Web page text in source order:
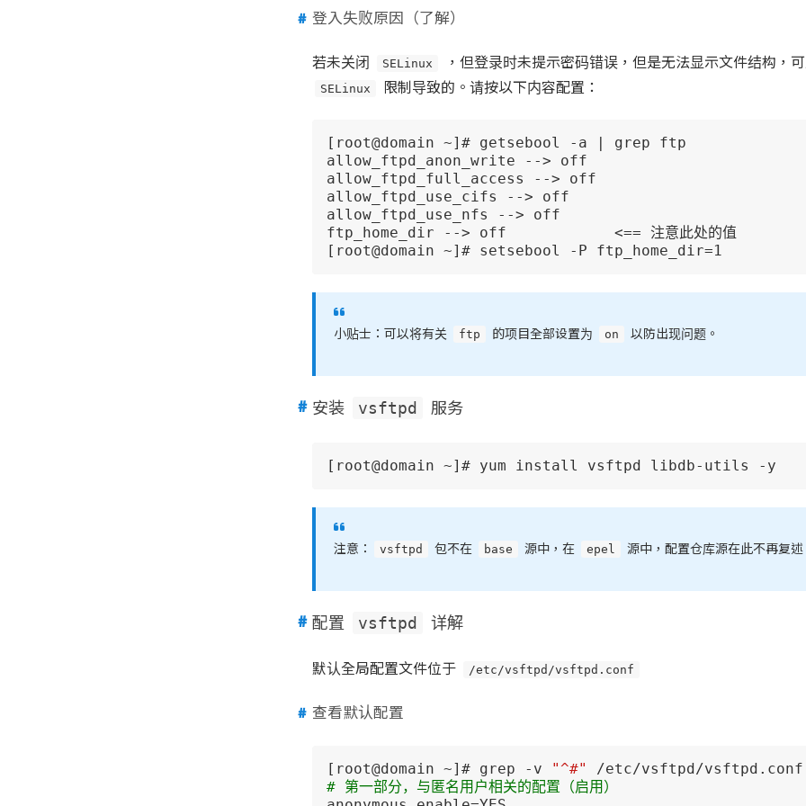
登入失败原因（了解）
若未关闭 SELinux ，但登录时未提示密码错误，但是无法显示文件结构，
SELinux 限制导致的。请按以下内容配置：
[root@domain ~]# getsebool -a | grep ftp
allow_ftpd_anon_write --> off
allow_ftpd_full_access --> off
allow_ftpd_use_cifs --> off
allow_ftpd_use_nfs --> off
ftp_home_dir --> off            <== 注意此处的值
[root@domain ~]# setsebool -P ftp_home_dir=1
小贴士：可以将有关 ftp 的项目全部设置为 on 以防出现问题。
安装 vsftpd 服务
[root@domain ~]# yum install vsftpd libdb-utils -y
注意： vsftpd 包不在 base 源中，在 epel 源中，配置仓库源在此不再复述
配置 vsftpd 详解
默认全局配置文件位于 /etc/vsftpd/vsftpd.conf
查看默认配置
[root@domain ~]# grep -v
"^#"
# 第一部分，与匿名用户相关的配置（启用）